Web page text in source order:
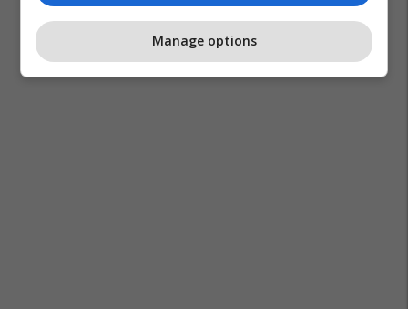
Infeksionet Verore Jodi
Manage options